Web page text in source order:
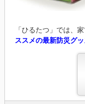
「ひるたつ」では、
ススメの最新防災グ